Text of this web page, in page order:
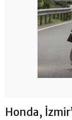
Honda,